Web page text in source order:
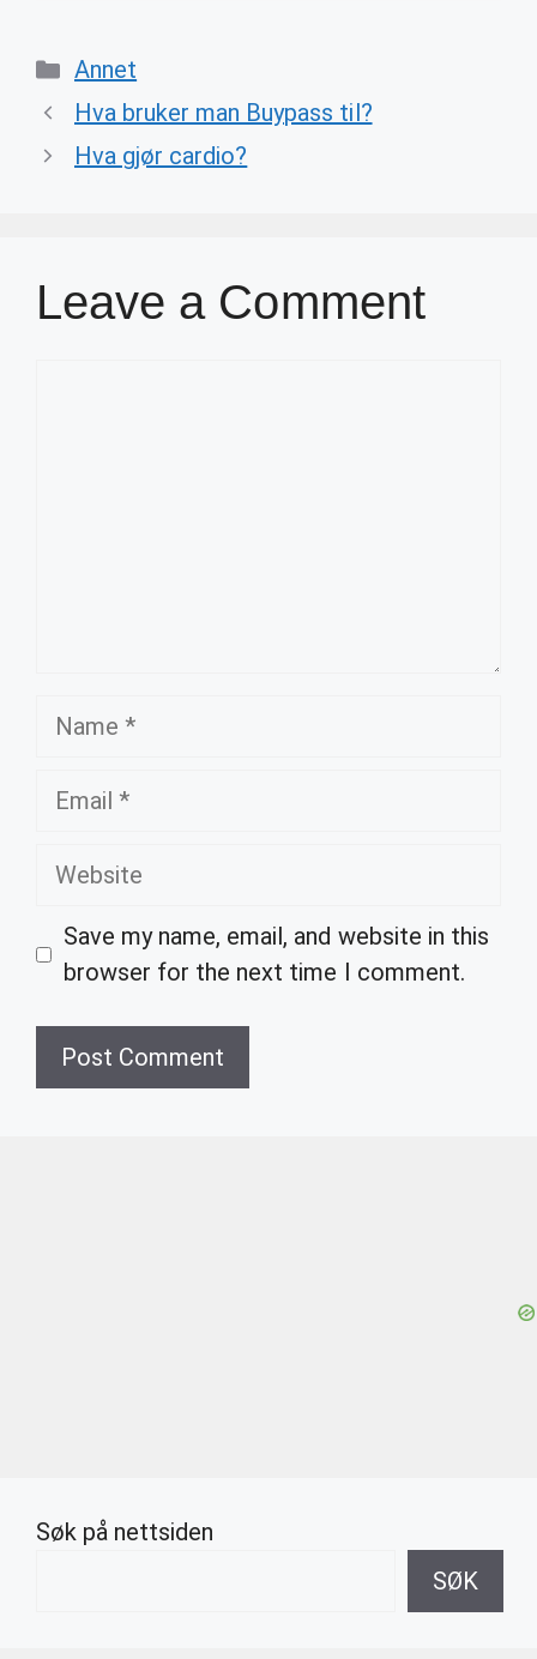
Categories
Annet
Hva bruker man Buypass til?
Hva gjør cardio?
Leave a Comment
Name
Email
Website
Save my name, email, and website in this
browser for the next time I comment.
Søk på nettsiden
SØK